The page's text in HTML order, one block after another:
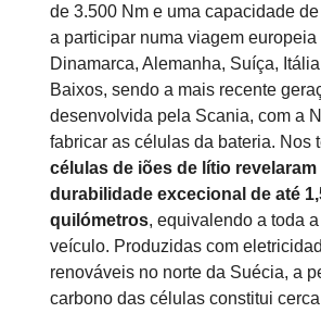
de 3.500 Nm e uma capacidade
a participar numa viagem
Dinamarca, Alemanha, Suíça,
Baixos, sendo a mais recente
desenvolvida pela Scania, com a
fabricar as células da bateria. Nos
células de iões de lítio revelaram
durabilidade excecional de até
quilómetros, equivalendo a toda
veículo. Produzidas com
renováveis no norte da Suécia, a
carbono das células constitui